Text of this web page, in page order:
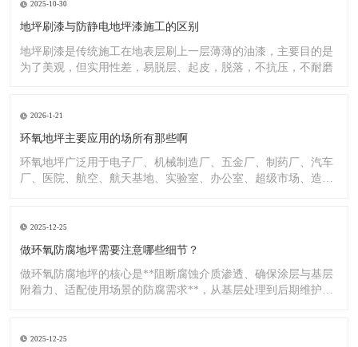
2025-10-30
地坪刷漆与防静电地坪漆施工的区别
地坪刷漆是传统施工在地表层刷上一层薄薄的油漆，主要目的是
为了美观，但实用性差，易脱层、起皮，脱落，不抗压，不耐磨
2026-1-21
环氧地坪主要应用的场所有那些啊
环氧地坪广泛用于电子厂、机械制造厂、五金厂、制药厂、汽车
厂、医院、航空、航天基地、实验室、办公室、超级市场、造纸
2025-12-25
做环氧防腐地坪需要注意哪些细节？
做环氧防腐地坪的核心是**阻断腐蚀介质渗透、确保涂层与基层
附着力、适配使用场景的防腐需求**，从基层处理到后期维护，
2025-12-25